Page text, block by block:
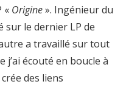
« Origine». Ingénieur du
sur le dernier LP de
a travaillé sur tout
j’ai écouté en boucle à
des liens